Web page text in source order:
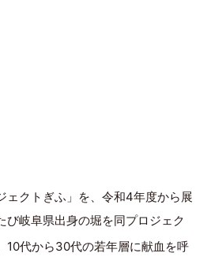
ェクトぎふ」を、令和4年度から展
び岐阜県出身の堀を同プロジェク
10代から30代の若年層に献血を呼